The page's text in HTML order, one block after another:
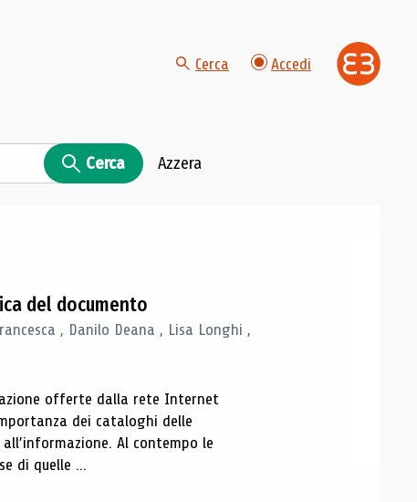
Cerca Accedi
Cerca Azzera
del documento
, Danilo Deana , Lisa Longhi ,
offerte dalla rete Internet
dei cataloghi delle
Al contempo le
di quelle ...